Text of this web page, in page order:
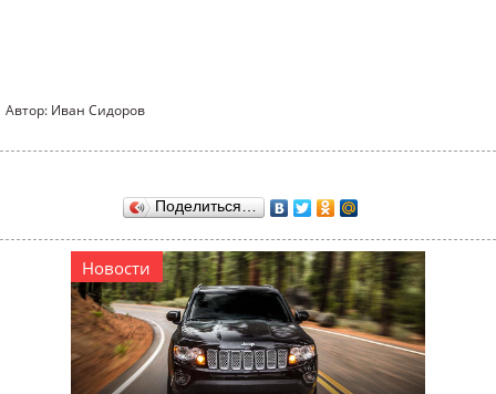
Автор: Иван Сидоров
Поделиться…
Новости